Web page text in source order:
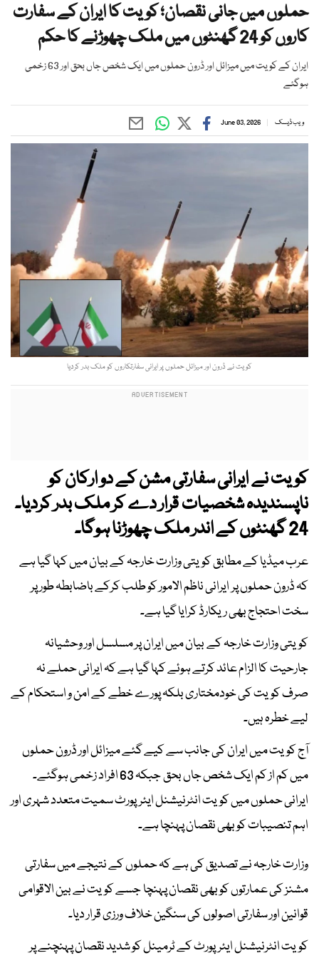
حملوں میں جانی نقصان؛ کویت کا ایران کے سفارت
کاروں کو 24 گھنٹوں میں ملک چھوڑنے کا حکم
ایران کے کویت میں میزائل اور ڈرون حملوں میں ایک شخص جاں بحق اور 63 زخمی
ہوگئے
ویب ڈیسک June 03, 2026
کویت نے ڈرون اور میزائل حملوں پر ایرانی سفارتکاروں کو ملک بدر کردیا
کویت نے ایرانی سفارتی مشن کے دو ارکان کو
ناپسندیدہ شخصیات قرار دے کر ملک بدر کردیا۔
24 گھنٹوں کے اندر ملک چھوڑنا ہوگا۔
عرب میڈیا کے مطابق کویتی وزارت خارجہ کے بیان میں کہا گیا ہے
کہ ڈرون حملوں پر ایرانی ناظم الامور کو طلب کرکے باضابطہ طور پر
سخت احتجاج بھی ریکارڈ کرایا گیا ہے۔
کویتی وزارت خارجہ کے بیان میں ایران پر مسلسل اور وحشیانہ
جارحیت کا الزام عائد کرتے ہوئے کہا گیا ہے کہ ایرانی حملے نہ
صرف کویت کی خودمختاری بلکہ پورے خطے کے امن و استحکام کے
لیے خطرہ ہیں۔
آج کویت میں ایران کی جانب سے کیے گئے میزائل اور ڈرون حملوں
میں کم از کم ایک شخص جاں بحق جبکہ 63 افراد زخمی ہوگئے۔
ایرانی حملوں میں کویت انٹرنیشنل ایئرپورٹ سمیت متعدد شہری اور
اہم تنصیبات کو بھی نقصان پہنچا ہے۔
وزارت خارجہ نے تصدیق کی ہے کہ حملوں کے نتیجے میں سفارتی
مشنز کی عمارتوں کو بھی نقصان پہنچا جسے کویت نے بین الاقوامی
قوانین اور سفارتی اصولوں کی سنگین خلاف ورزی قرار دیا۔
کویت انٹرنیشنل ایئرپورٹ کے ٹرمینل کو شدید نقصان پہنچنے پر